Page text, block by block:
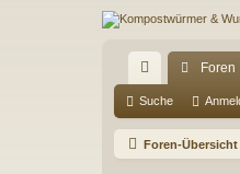
ch
ne
Foren
Suche
Foren-Übersicht